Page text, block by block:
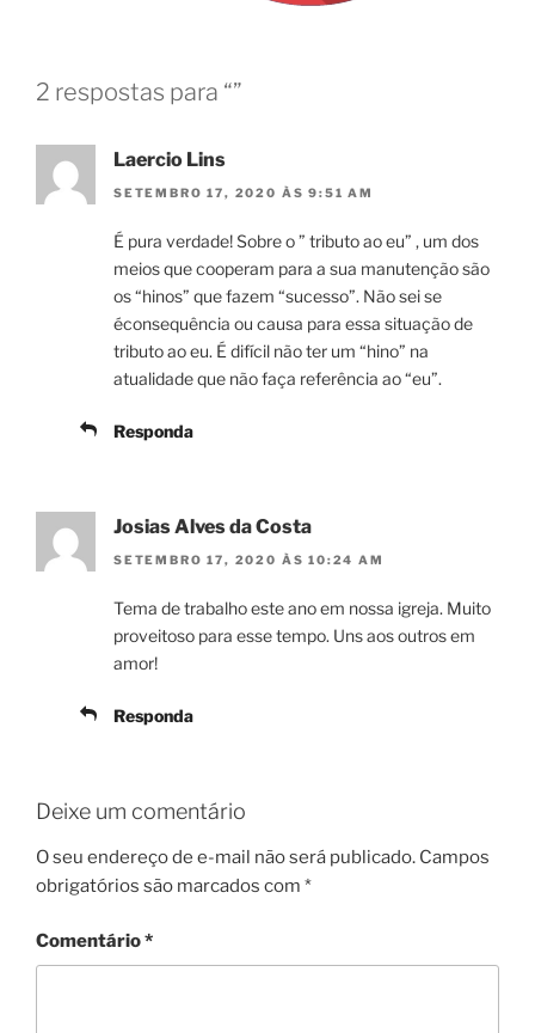
2 respostas para “”
Laercio Lins
SETEMBRO 17, 2020 ÀS 9:51 AM
É pura verdade! Sobre o ” tributo ao eu” , um dos
meios que cooperam para a sua manutenção são
os “hinos” que fazem “sucesso”. Não sei se
éconsequência ou causa para essa situação de
tributo ao eu. É difícil não ter um “hino” na
atualidade que não faça referência ao “eu”.
Responda
Josias Alves da Costa
SETEMBRO 17, 2020 ÀS 10:24 AM
Tema de trabalho este ano em nossa igreja. Muito
proveitoso para esse tempo. Uns aos outros em
amor!
Responda
Deixe um comentário
O seu endereço de e-mail não será publicado. Campos
obrigatórios são marcados com *
Comentário*